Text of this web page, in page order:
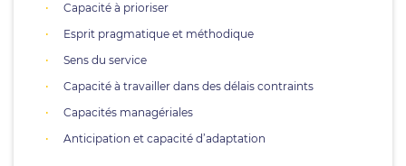
Capacité à prioriser
Esprit pragmatique et méthodique
Sens du service
Capacité à travailler dans des délais contraints
Capacités managériales
Anticipation et capacité d’adaptation